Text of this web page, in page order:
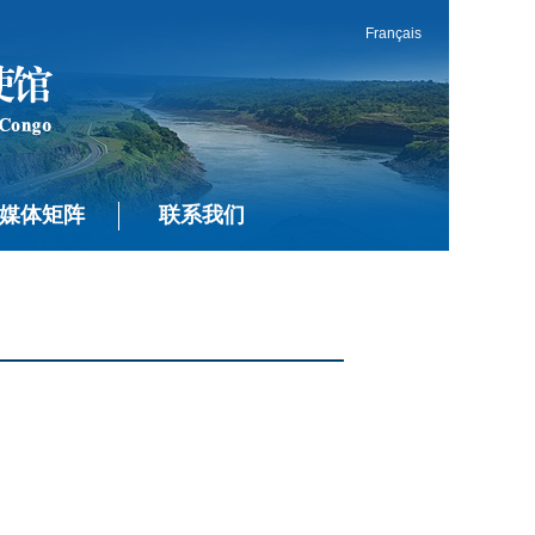
Français
体矩阵 联系我们